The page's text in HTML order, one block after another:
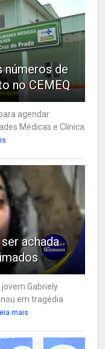
números de
no CEMEQ
agendar
Médicas e Clínica
achada
Gabriely
em tragédia
mais